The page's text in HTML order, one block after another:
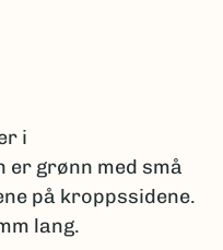
i
er grønn med små
på kroppssidene.
lang.